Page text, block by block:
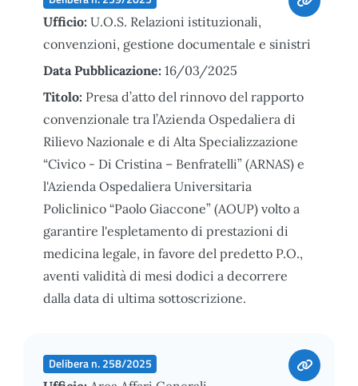
Ufficio: U.O.S. Relazioni istituzionali,
convenzioni, gestione documentale e sinistri
Data Pubblicazione: 16/03/2025
Titolo: Presa d’atto del rinnovo del rapporto
convenzionale tra l’Azienda Ospedaliera di
Rilievo Nazionale e di Alta Specializzazione
“Civico - Di Cristina – Benfratelli” (ARNAS) e
l'Azienda Ospedaliera Universitaria
Policlinico “Paolo Giaccone” (AOUP) volto a
garantire l'espletamento di prestazioni di
medicina legale, in favore del predetto P.O.,
aventi validità di mesi dodici a decorrere
dalla data di ultima sottoscrizione.
Delibera n. 258/2025